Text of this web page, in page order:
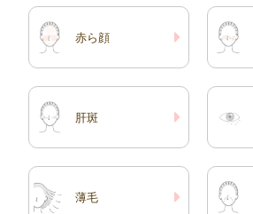
赤ら顔
肝斑
薄毛